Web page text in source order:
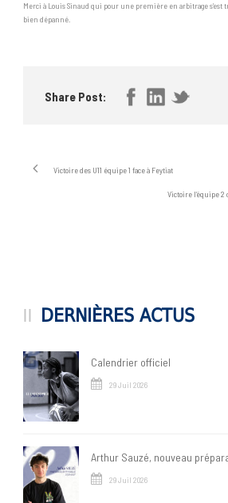
Merci à Louis Sinaud qui pour une première en arbitrage
bien dépanné.
Share Post:
Victoire des U11 équipe 1 face à Feytiat
Victoire l’équipe 2
DERNIÈRES ACTUS
Calendrier officiel
29 Juil 2026
Arthur Sauzé, nouveau
29 Juil 2026